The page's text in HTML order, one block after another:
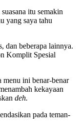
itu semakin
yang saya tahu
dan beberapa lainnya.
Komplit Spesial
menu ini benar-benar
kekayaan
deh.
pada teman-